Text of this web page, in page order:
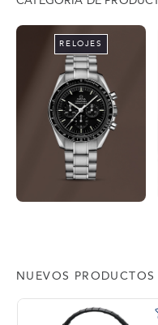
RELOJES
NUEVOS